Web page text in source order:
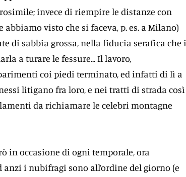
invece di riempire le distanze con
visto che si faceva, p. es. a Milano)
di sabbia grossa, nella fiducia serafica che i
a turare le fessure... Il lavoro,
coi piedi terminato, ed infatti di lì a
litigano fra loro, e nei tratti di strada così
da richiamare le celebri montagne
in occasione di ogni temporale, ora
i nubifragi sono all’ordine del giorno (e